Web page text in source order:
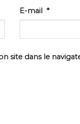
E-mail*
site dans le